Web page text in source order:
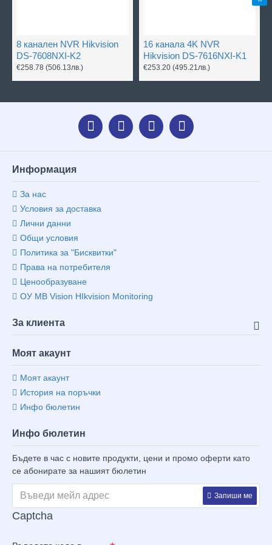
8 канален NVR Hikvision
DS-7608NXI-K2
€258.78 (506.13лв.)
16 канала 4K NVR
Hikvision DS-7616NXI-K1
€253.20 (495.21лв.)
Информация
За нас
Условия за доставка
Лични данни
Общи условия
Политика за "Бисквитки"
Права на потребителя
Ценообразуване
ОУ MB Vision HIkvision Monitoring
За клиента
Моят акаунт
Моят акаунт
История на поръчки
Инфо бюлетин
Инфо бюлетин
Бъдете в час с новите продукти, цени и промо оферти като
се абонирате за нашият бюлетин
Запиши ме
Captcha